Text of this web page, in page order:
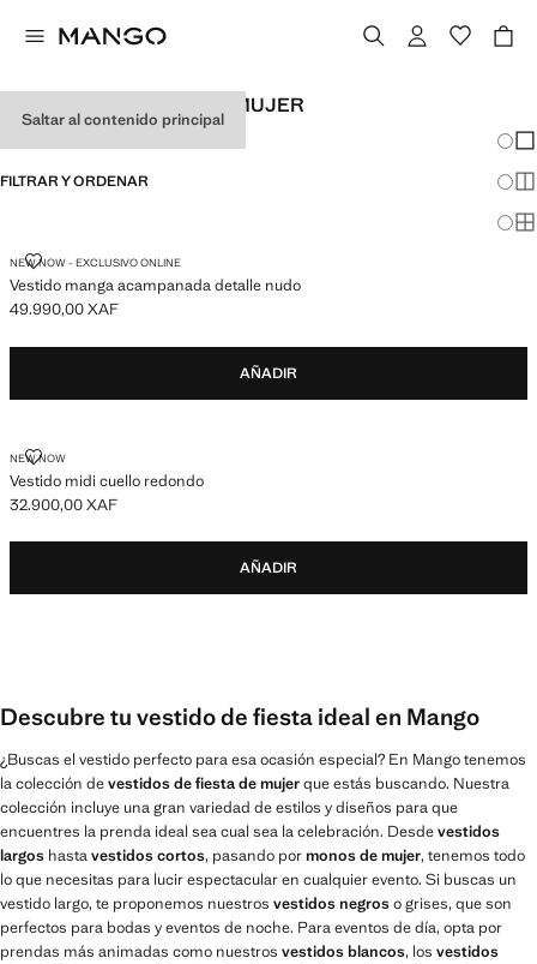
Saltar al contenido principal
VESTIDOS DE FIESTA DE MUJER
FILTRAR Y ORDENAR
NEW NOW - EXCLUSIVO ONLINE
Vestido manga acampanada detalle nudo
VESTIDO MANGA ACAMPANADA DETALLE NUDO
Precio actual [49.990,00 XAF ]
49.990,00 XAF
AÑADIR
NEW NOW
Vestido midi cuello redondo
VESTIDO MIDI CUELLO REDONDO
Precio actual [32.900,00 XAF ]
32.900,00 XAF
AÑADIR
Descubre tu vestido de fiesta ideal en Mango
¿Buscas el vestido perfecto para esa ocasión especial? En Mango tenemos
la colección devestidos de fiesta de mujerque estás buscando. Nuestra
colección incluye una gran variedad de estilos y diseños para que
encuentres la prenda ideal sea cual sea la celebración. Desdevestidos
largos hastavestidos cortos, pasando pormonos de mujer, tenemos todo
lo que necesitas para lucir espectacular en cualquier evento. Si buscas un
vestido largo, te proponemos nuestros vestidos negroso grises, que son
perfectos para bodas y eventos de noche. Para eventos de día, opta por
prendas más animadas como nuestros vestidos blancos, los vestidos